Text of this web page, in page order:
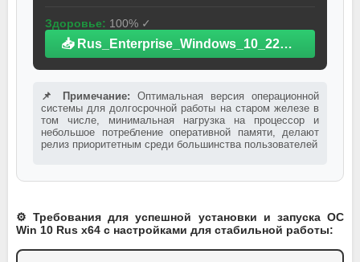
Здоровье: 100% ✓
📥 Rus_Enterprise_Windows_10_22H2_03.2026.Mega.iso
📌 Примечание: Оптимальная версия операционной
системы для долгосрочной работы на старом железе в
том числе, минимальная нагрузка на процессор и
небольшое потребление оперативной памяти, делают
релиз приоритетным среди большинства пользователей
⚙️ Требования для успешной установки и запуска ОС
Win 10 Rus x64 с настройками для стабильной работы: